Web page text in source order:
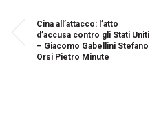
Cina all’attacco: l’atto
d’accusa contro gli Stati Uniti
– Giacomo Gabellini Stefano
Orsi Pietro Minute